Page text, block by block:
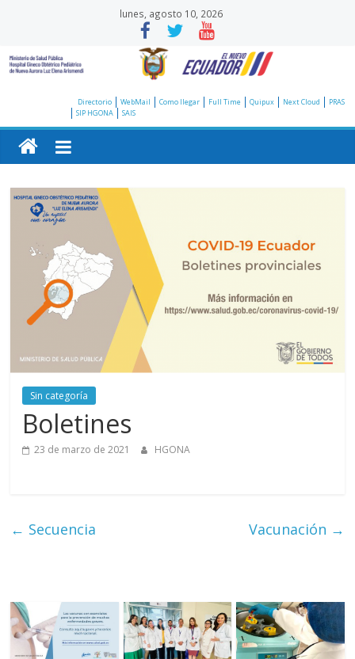
lunes, agosto 10, 2026
Hospital
Gineco
Obstétrico
Pediátrico
de
Nueva
Aurora
–
Luz
Arismendi
Directorio WebMail Como llegar Full Time Quipux Next Cloud
PRAS
SIP HGONA
SAIS
Sin categoría
Boletines
23 de marzo de 2021 HGONA
← Secuencia Vacunación →